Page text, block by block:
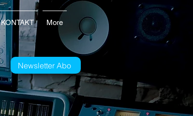
KONTAKT More
Newsletter Abo